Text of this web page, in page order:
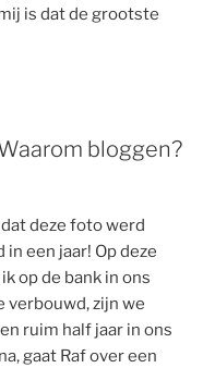
is dat de grootste
bloggen?
deze foto werd
een jaar! Op deze
op de bank in ons
verbouwd, zijn we
ruim half jaar in ons
gaat Raf over een